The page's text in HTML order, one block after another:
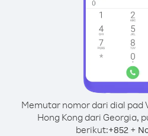
Memutar nomor dari dial pad
Hong Kong dari Georgia,
berikut:+852+